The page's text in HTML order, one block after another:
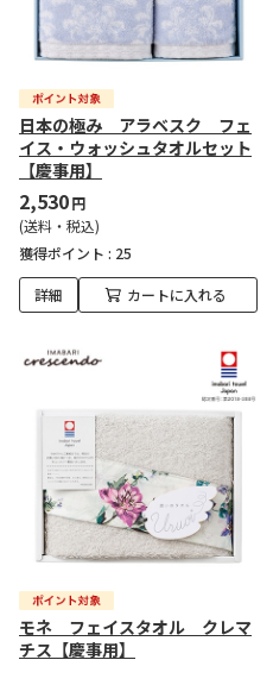
日本の極み アラベスク フェ
イス・ウォッシュタオルセット
【慶事用】
2,530円
(送料・税込)
獲得ポイント : 25
詳細 カートに入れる
モネ フェイスタオル クレマ
チス【慶事用】